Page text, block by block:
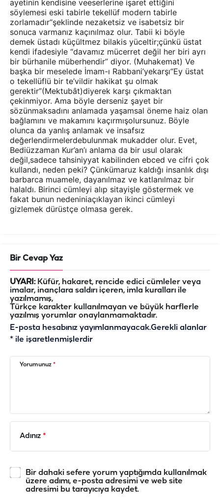
ayetinin kendisine veeserlerine işaret ettiğini
söylemesi eski tabirle tekellüf modern tabirle
zorlamadır“şeklinde nezaketsiz ve isabetsiz bir
sonuca varmanız kaçınılmaz olur. Tabii ki böyle
demek üstadı küçültmez bilakis yüceltir;çünkü üstat
kendi ifadesiyle “davamız mücerret değil her biri ayrı
bir bürhanile müberhendir” diyor. (Muhakemat) Ve
başka bir meselede İmam-ı Rabbani’yekarşı“Ey üstat
o tekellüflü bir te’vildir hakikat şu olmak
gerektir”(Mektubât)diyerek karşı çıkmaktan
çekinmiyor. Ama böyle derseniz şayet bir
sözünmaksadını anlamada yaşamsal öneme haiz olan
bağlamını ve makamını kaçırmışolursunuz. Böyle
olunca da yanlış anlamak ve insafsız
değerlendirmelerdebulunmak mukadder olur. Evet,
Bediüzzaman Kur’an’ı anlama da bir usul olarak
değil,sadece tahsiniyyat kabilinden ebced ve cifri çok
kullandı, neden peki? Çünkümaruz kaldığı insanlık dışı
barbarca muamele, dayanılmaz ve katlanılmaz bir
halaldı. Birinci cümleyi alıp sitayişle göstermek ve
fakat bunun nedeniniaçıklayan ikinci cümleyi
gizlemek dürüstçe olmasa gerek.
Bir Cevap Yaz
UYARI:Küfür, hakaret, rencide edici cümleler veya
imalar, inançlara saldırı içeren, imla kuralları ile
yazılmamış,
Türkçe karakter kullanılmayan ve büyük harflerle
yazılmış yorumlar onaylanmamaktadır.
E-posta hesabınız yayımlanmayacak.Gerekli alanlar
* ile işaretlenmişlerdir
Yorumunuz *
Adınız *
Bir dahaki sefere yorum yaptığımda kullanılmak
üzere adımı, e-posta adresimi ve web site
adresimi bu tarayıcıya kaydet.